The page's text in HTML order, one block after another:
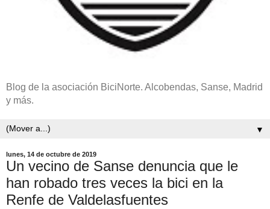
Blog de la asociación BiciNorte. Alcobendas, Sanse, Madrid
y más.
▼
lunes, 14 de octubre de 2019
Un vecino de Sanse denuncia que le
han robado tres veces la bici en la
Renfe de Valdelasfuentes